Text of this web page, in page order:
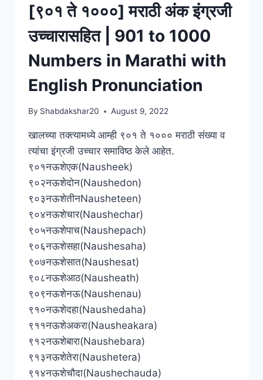
601
TO
700
NUMBERS
IN
MARATHI
WITH
PRONUNCIATION
[९०१ ते १०००] मराठी अंक इंग्रजी
उच्चारासहित | 901 to 1000
Numbers in Marathi with
English Pronunciation
By Shabdakshar20 August 9, 2022
खालच्या तक्त्यामध्ये आम्ही ९०१ ते १००० मराठी संख्या व
त्यांचा इंग्रजी उच्चार समाविष्ठ केले आहेत.
९०१नऊशेएक(Nausheek)
९०२नऊशेदोन(Naushedon)
९०३नऊशेतीनNausheteen)
९०४नऊशेचार(Naushechar)
९०५नऊशेपाच(Naushepach)
९०६नऊशेसहा(Naushesaha)
९०७नऊशेसात(Naushesat)
९०८नऊशेआठ(Nausheath)
९०९नऊशेनऊ(Naushenau)
९१०नऊशेदहा(Naushedaha)
९११नऊशेअकरा(Nausheakara)
९१२नऊशेबारा(Naushebara)
९१३नऊशेतेरा(Naushetera)
९१४नऊशेचौदा(Naushechauda)